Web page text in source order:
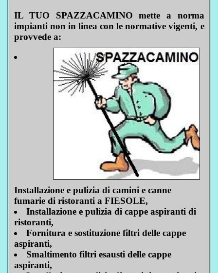
IL TUO SPAZZACAMINO mette a norma
impianti non in linea con le normative vigenti, e
provvede a:
Installazione e pulizia di camini e canne
fumarie di ristoranti a FIESOLE,
Installazione e pulizia di cappe aspiranti di
ristoranti,
Fornitura e sostituzione filtri delle cappe
aspiranti,
Smaltimento filtri esausti delle cappe
aspiranti,